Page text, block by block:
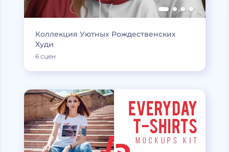
Коллекция Уютных Рождественских
Худи
6 сцен